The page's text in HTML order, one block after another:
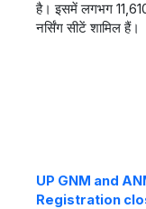
है। इसमें लगभग
नर्सिंग सीटें शामिल हैं।
UP GNM and
Registration